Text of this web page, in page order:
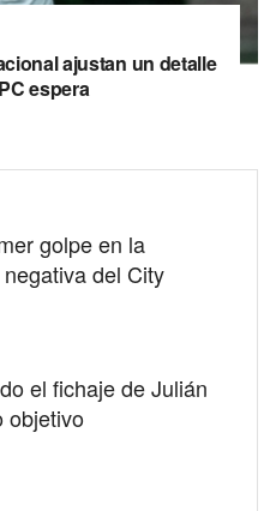
ajustan un detalle
espera
golpe en la
del City
el fichaje de Julián
objetivo